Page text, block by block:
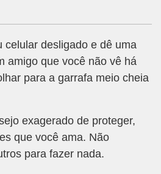
celular desligado e dê uma
amigo que você não vê há
para a garrafa meio cheia
exagerado de proteger,
que você ama. Não
para fazer nada.